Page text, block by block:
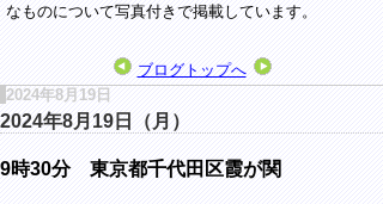
なものについて写真付きで掲載しています。
ブログトップへ
2024年8月19日
2024年8月19日（月）
9時30分 東京都千代田区霞が関